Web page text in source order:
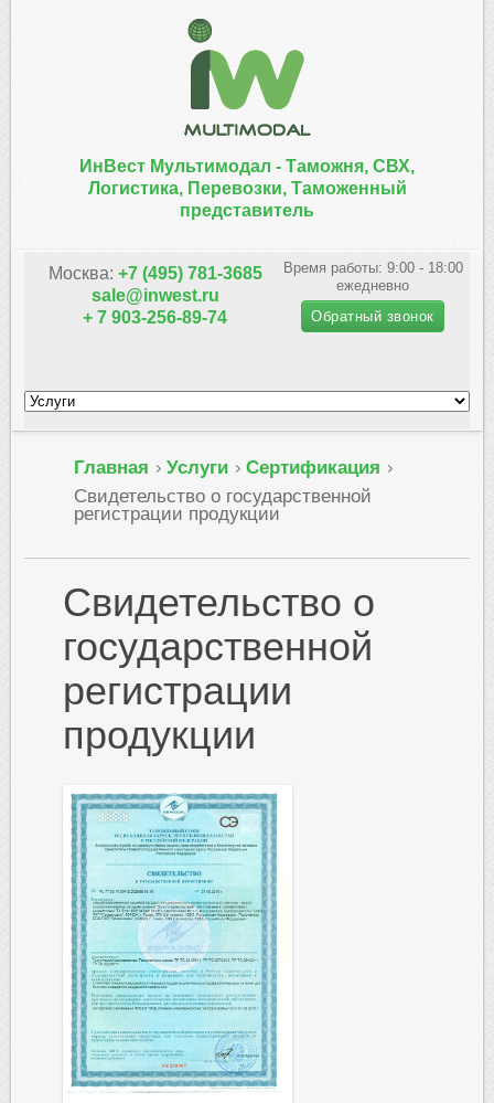
ИнВест Мультимодал - Таможня, СВХ,
Логистика, Перевозки, Таможенный
представитель
Москва: +7 (495) 781-3685
sale@inwest.ru
+ 7 903-256-89-74
Время работы: 9:00 - 18:00
ежедневно
Обратный звонок
Главная Услуги
Сертификация
Свидетельство о государственной
регистрации продукции
Свидетельство о
государственной
регистрации
продукции